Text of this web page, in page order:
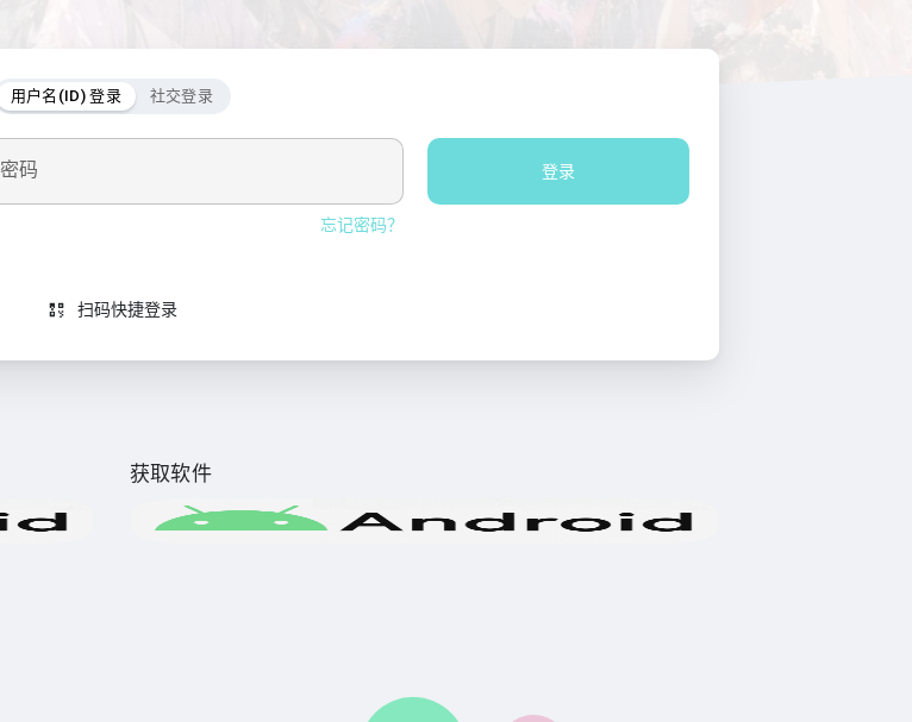
用户名(ID) 登录 社交登录
密码
忘记密码？
登录
扫码快捷登录
获取软件